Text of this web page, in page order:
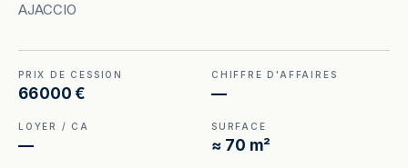
AJACCIO
PRIX DE CESSION
66 000 €
CHIFFRE D'AFFAIRES
—
LOYER / CA
—
SURFACE
≈ 70 m²